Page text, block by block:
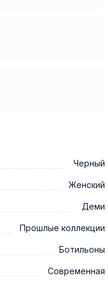
Черный
Женский
Деми
Прошлые коллекции
Ботильоны
Современная